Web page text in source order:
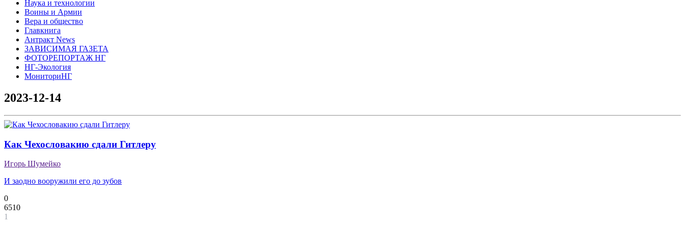
Наука и технологии
Воины и Армии
Вера и общество
Главкнига
Антракт News
ЗАВИСИМАЯ ГАЗЕТА
ФОТОРЕПОРТАЖ НГ
НГ-Экология
МониториНГ
2023-12-14
Как Чехословакию сдали Гитлеру
Игорь Шумейко
И заодно вооружили его до зубов
0
6510
1